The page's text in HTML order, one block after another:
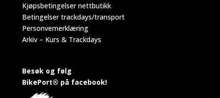
Kjøpsbetingelser nettbutikk
Betingelser trackdays/transport
Personvernerklæring
Arkiv – Kurs & Trackdays
Besøk og følg
BikePort® på facebook!